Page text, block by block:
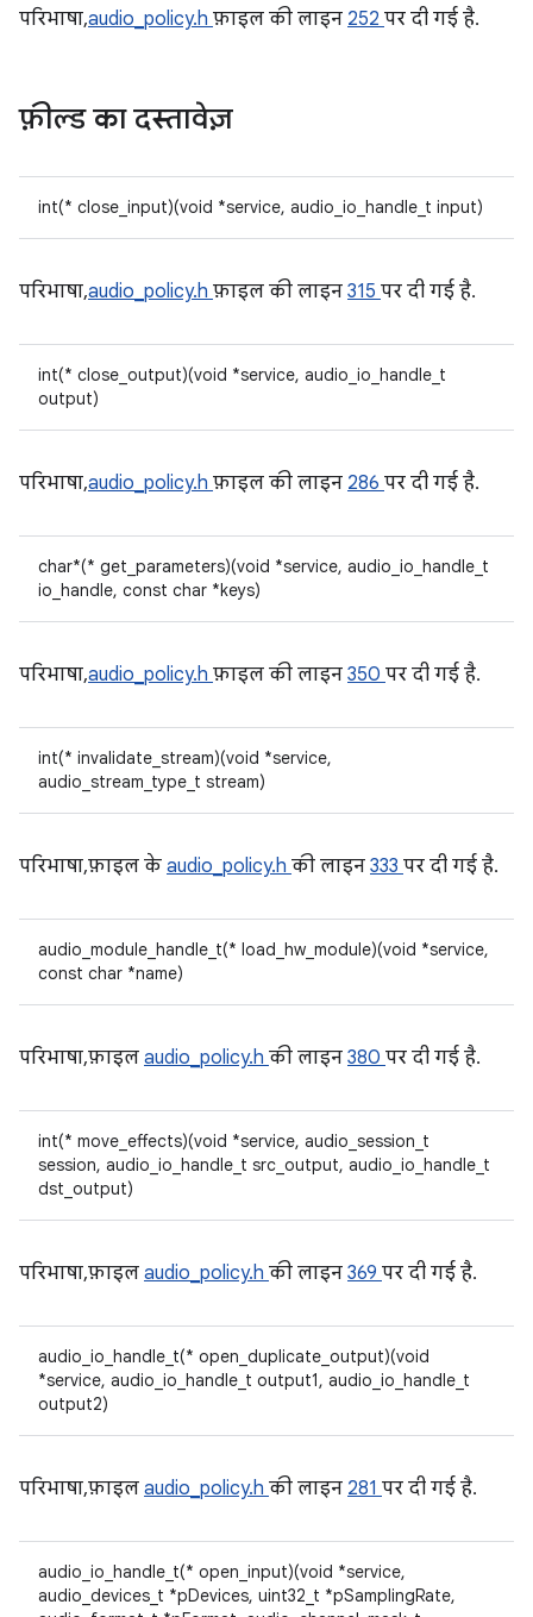
परिभाषा,audio_policy.h फ़ाइल की लाइन 252 पर दी गई है.
फ़ील्ड का दस्तावेज़
int(* close_input)(void *service, audio_io_handle_t input)
परिभाषा,audio_policy.h फ़ाइल की लाइन 315 पर दी गई है.
int(* close_output)(void *service, audio_io_handle_t
output)
परिभाषा,audio_policy.h फ़ाइल की लाइन 286 पर दी गई है.
char*(* get_parameters)(void *service, audio_io_handle_t
io_handle, const char *keys)
परिभाषा,audio_policy.h फ़ाइल की लाइन 350 पर दी गई है.
int(* invalidate_stream)(void *service,
audio_stream_type_t stream)
परिभाषा, फ़ाइल के audio_policy.h की लाइन 333 पर दी गई है.
audio_module_handle_t(* load_hw_module)(void *service,
const char *name)
परिभाषा, फ़ाइल audio_policy.h की लाइन 380 पर दी गई है.
int(* move_effects)(void *service, audio_session_t
session, audio_io_handle_t src_output, audio_io_handle_t
dst_output)
परिभाषा, फ़ाइल audio_policy.h की लाइन 369 पर दी गई है.
audio_io_handle_t(* open_duplicate_output)(void
*service, audio_io_handle_t output1, audio_io_handle_t
output2)
परिभाषा, फ़ाइल audio_policy.h की लाइन 281 पर दी गई है.
audio_io_handle_t(* open_input)(void *service,
audio_devices_t *pDevices, uint32_t *pSamplingRate,